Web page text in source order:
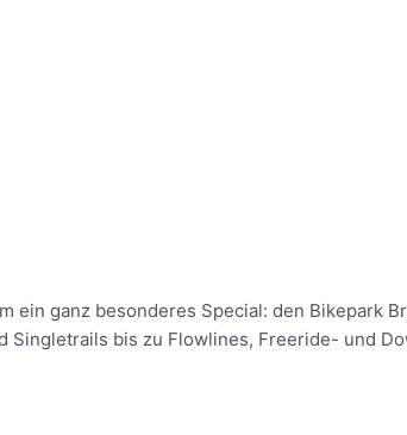
ganz besonderes Special: den Bikepark
Singletrails bis zu Flowlines, Freeride- und